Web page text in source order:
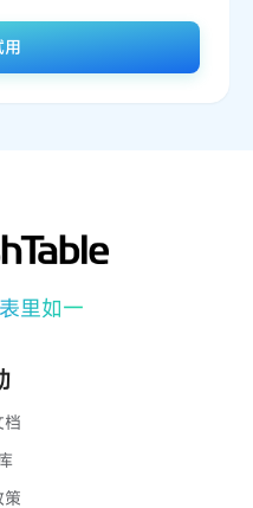
用
里如一
档
策